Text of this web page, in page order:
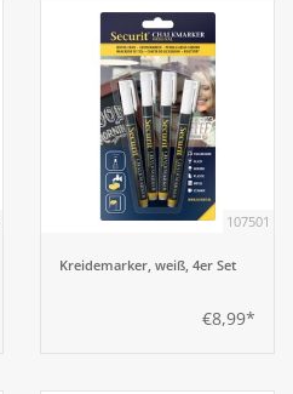
107501
Kreidemarker, weiß, 4er Set
€8,99*